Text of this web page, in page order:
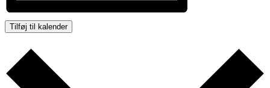
Tilføj til kalender